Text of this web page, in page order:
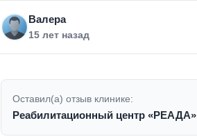
Валера
15 лет назад
Оставил(а) отзыв клинике:
Реабилитационный центр «РЕАДА»